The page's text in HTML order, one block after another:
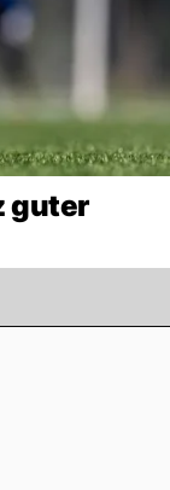
guter